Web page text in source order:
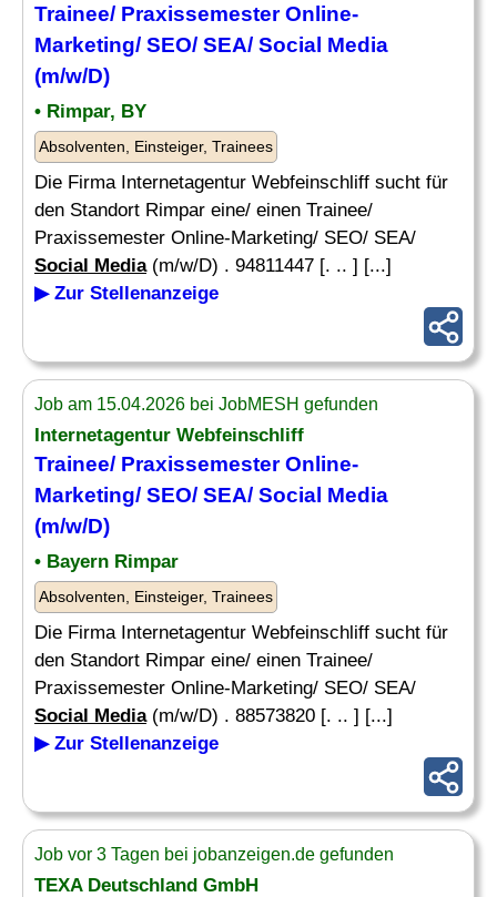
Trainee/ Praxissemester Online-
Marketing/ SEO/ SEA/ Social Media
(m/w/D)
• Rimpar, BY
Absolventen, Einsteiger, Trainees
Die Firma Internetagentur Webfeinschliff sucht für
den Standort Rimpar eine/ einen Trainee/
Praxissemester Online-Marketing/ SEO/ SEA/
Social Media(m/w/D) . 94811447 [. .. ] [...]
▶ Zur Stellenanzeige
Job am 15.04.2026 bei JobMESH gefunden
Internetagentur Webfeinschliff
Trainee/ Praxissemester Online-
Marketing/ SEO/ SEA/ Social Media
(m/w/D)
• Bayern Rimpar
Absolventen, Einsteiger, Trainees
Die Firma Internetagentur Webfeinschliff sucht für
den Standort Rimpar eine/ einen Trainee/
Praxissemester Online-Marketing/ SEO/ SEA/
Social Media(m/w/D) . 88573820 [. .. ] [...]
▶ Zur Stellenanzeige
Job vor 3 Tagen bei jobanzeigen.de gefunden
TEXA Deutschland GmbH